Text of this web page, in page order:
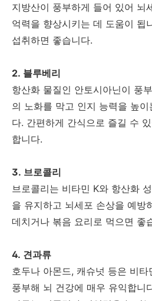
지방산이 풍부하게 들어 있어 뇌
억력을 향상시키는 데 도움이 됩
섭취하면 좋습니다.
2. 블루베리
항산화 물질인 안토시아닌이 풍
의 노화를 막고 인지 능력을 높
다. 간편하게 간식으로 즐길 수
합니다.
3. 브로콜리
브로콜리는 비타민 K와 항산화
을 유지하고 뇌세포 손상을 예방
데치거나 볶음 요리로 먹으면 좋
4. 견과류
호두나 아몬드, 캐슈넛 등은 비
풍부해 뇌 건강에 매우 유익합니